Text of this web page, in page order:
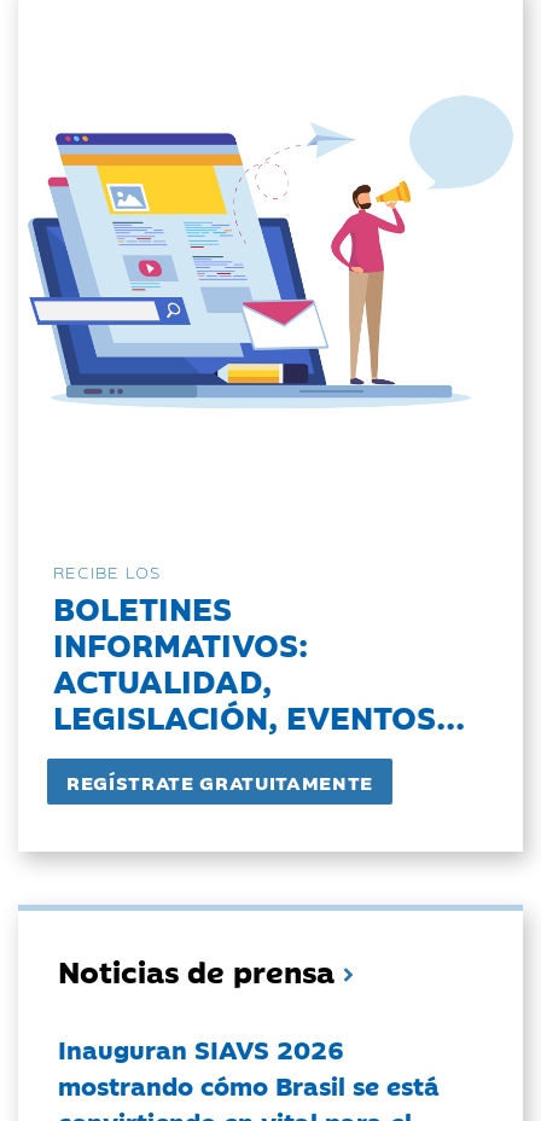
RECIBE LOS
BOLETINES
INFORMATIVOS:
ACTUALIDAD,
LEGISLACIÓN, EVENTOS...
Noticias de prensa
Inauguran SIAVS 2026
mostrando cómo Brasil se está